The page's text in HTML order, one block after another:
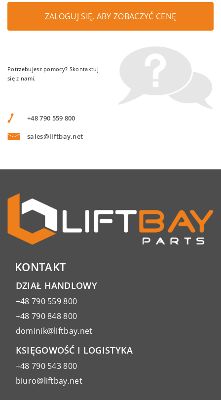
ZALOGUJ SIĘ, ABY ZOBACZYĆ CENĘ
Potrzebujesz pomocy? Skontaktuj
się z nami.
+48 790 559 800
sales@liftbay.net
KONTAKT
DZIAŁ HANDLOWY
+48 790 559 800
+48 790 848 800
dominik@liftbay.net
KSIĘGOWOŚĆ I LOGISTYKA
+48 790 543 800
biuro@liftbay.net